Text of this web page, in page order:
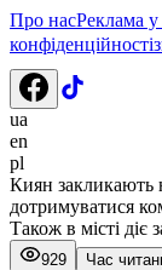
Про насРеклама
конфіденційності
ua
en
pl
Киян закликають
дотримуватися
Також в місті діє
929 Час